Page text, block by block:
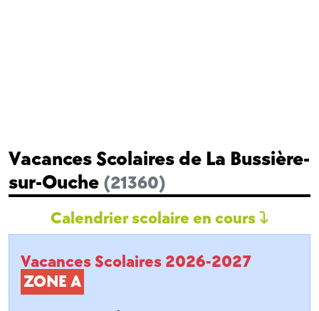
Vacances Scolaires de La Bussière-
sur-Ouche (21360)
Calendrier scolaire en cours
Vacances Scolaires 2026-2027
ZONE A